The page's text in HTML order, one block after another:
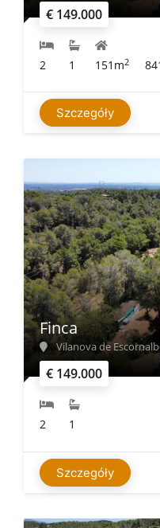
€ 149.000
2 1 151m2
Szczegóły
€ 149.000
Finca
Vilanova de
2 1
Szczegóły